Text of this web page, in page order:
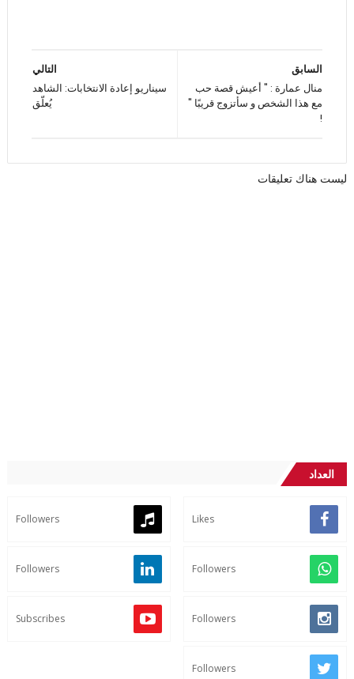
التالي
سيناريو إعادة الانتخابات: الشاهد
يُعلّق
السابق
منال عمارة : " أعيش قصة حب
مع هذا الشخص و سأتزوج قريبًا "
!
ليست هناك تعليقات
العداد
Likes
Followers
Followers
Followers
Followers
Subscribes
Followers